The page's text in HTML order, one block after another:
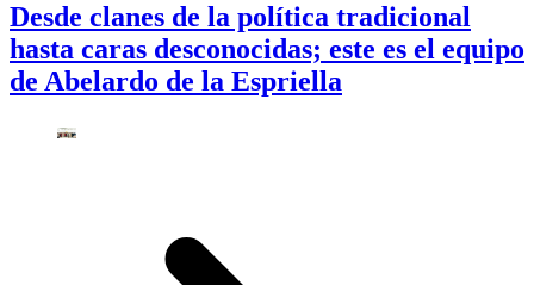
Desde clanes de la política tradicional
hasta caras desconocidas; este es el equipo
de Abelardo de la Espriella